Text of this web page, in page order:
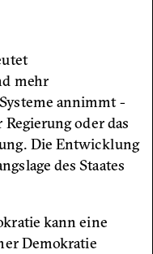
mehr
annimmt -
oder das
Die Entwicklung
des Staates
kann eine
Demokratie